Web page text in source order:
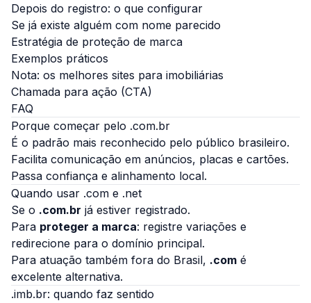
Depois do registro: o que configurar
Se já existe alguém com nome parecido
Estratégia de proteção de marca
Exemplos práticos
Nota: os melhores sites para imobiliárias
Chamada para ação (CTA)
FAQ
Porque começar pelo .com.br
É o padrão mais reconhecido pelo público brasileiro.
Facilita comunicação em anúncios, placas e cartões.
Passa confiança e alinhamento local.
Quando usar .com e .net
Se o .com.br já estiver registrado.
Para proteger a marca: registre variações e
redirecione para o domínio principal.
Para atuação também fora do Brasil, .com é
excelente alternativa.
.imb.br: quando faz sentido